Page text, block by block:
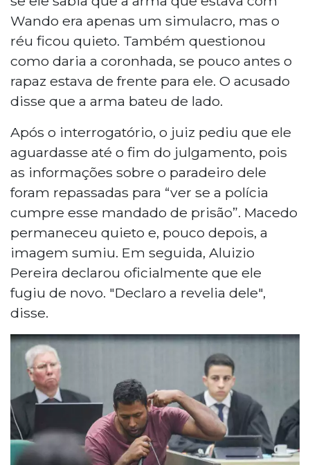
Wando era apenas um simulacro, mas o
réu ficou quieto. Também questionou
como daria a coronhada, se pouco antes o
rapaz estava de frente para ele. O acusado
disse que a arma bateu de lado.
Após o interrogatório, o juiz pediu que ele
aguardasse até o fim do julgamento, pois
as informações sobre o paradeiro dele
foram repassadas para “ver se a polícia
cumpre esse mandado de prisão”. Macedo
permaneceu quieto e, pouco depois, a
imagem sumiu. Em seguida, Aluizio
Pereira declarou oficialmente que ele
fugiu de novo. "Declaro a revelia dele",
disse.